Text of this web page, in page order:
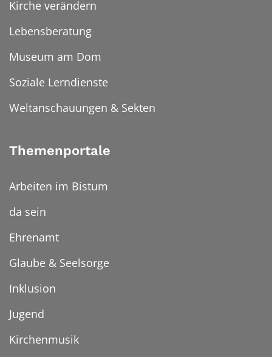
Kirche verändern
Lebensberatung
Museum am Dom
Soziale Lerndienste
Weltanschauungen & Sekten
Themenportale
Arbeiten im Bistum
da sein
Ehrenamt
Glaube & Seelsorge
Inklusion
Jugend
Kirchenmusik